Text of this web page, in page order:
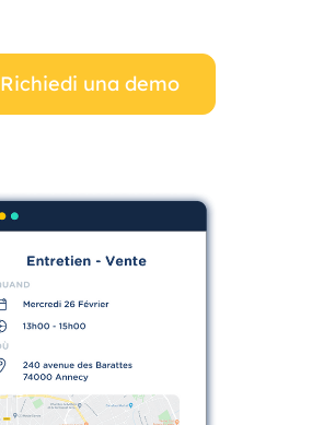
Richiedi una demo